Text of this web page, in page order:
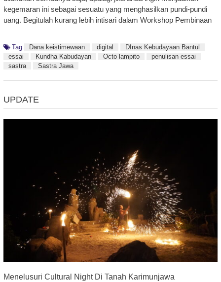
kegemaran ini sebagai sesuatu yang menghasilkan pundi-pundi
uang. Begitulah kurang lebih intisari dalam Workshop Pembinaan
Tag Dana keistimewaan digital
DInas Kebudayaan Bantul
essai
Kundha Kabudayan Octo lampito
penulisan essai
sastra
Sastra Jawa
UPDATE
Menelusuri Cultural Night Di Tanah Karimunjawa